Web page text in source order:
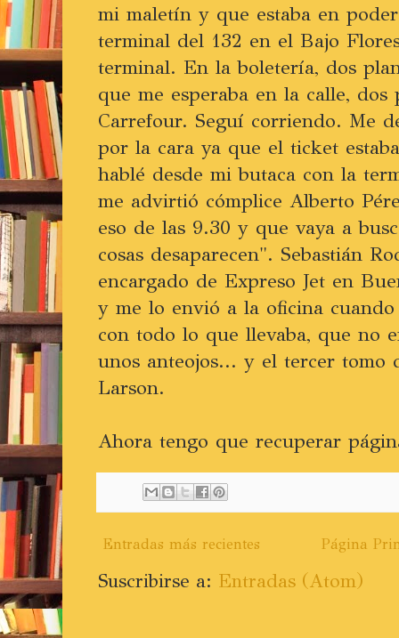
mi maletín y que estaba en
terminal del 132 en el Bajo
terminal. En la boletería, dos
que me esperaba en la calle, dos
Carrefour. Seguí corriendo. Me
por la cara ya que el ticket
hablé desde mi butaca con la
me advirtió cómplice Alberto
eso de las 9.30 y que vaya a
cosas desaparecen". Sebastián
encargado de Expreso Jet en
y me lo envió a la oficina
con todo lo que llevaba, que no
unos anteojos... y el tercer tomo
Larson.
Ahora tengo que recuperar
Entradas más recientes Página
Suscribirse a: Entradas (Atom)